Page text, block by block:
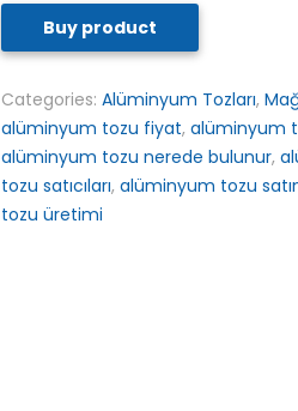
Buy product
Categories: Alüminyum Tozları,
alüminyum tozu fiyat, alüminyum
alüminyum tozu nerede bulunur,
tozu satıcıları, alüminyum tozu
tozu üretimi